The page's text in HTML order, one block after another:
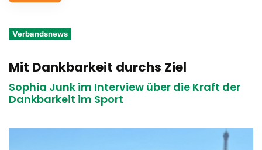
Verbandsnews
Mit Dankbarkeit durchs Ziel
Sophia Junk im Interview über die Kraft der
Dankbarkeit im Sport
Aus- und Fortbildungen
Kontakt
Bundessportfest '26